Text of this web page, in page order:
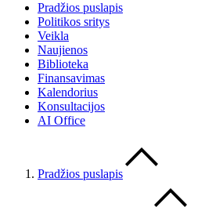
Pradžios puslapis
Politikos sritys
Veikla
Naujienos
Biblioteka
Finansavimas
Kalendorius
Konsultacijos
AI Office
Pradžios puslapis